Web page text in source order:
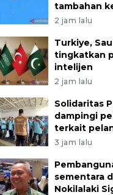
tambahan
2 jam lalu
Turkiye,
tingkatkan
intelijen
2 jam lalu
Solidaritas
dampingi
terkait
3 jam lalu
sementara
Nokilalaki